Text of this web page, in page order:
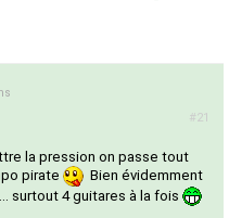
#21
la pression on passe tout
pirate
Bien évidemment
surtout 4 guitares à la fois